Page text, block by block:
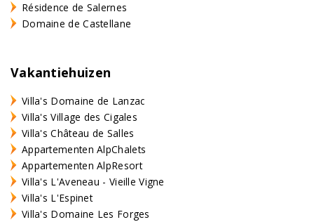
Résidence de Salernes
Domaine de Castellane
Vakantiehuizen
Villa's Domaine de Lanzac
Villa's Village des Cigales
Villa's Château de Salles
Appartementen AlpChalets
Appartementen AlpResort
Villa's L'Aveneau - Vieille Vigne
Villa's L'Espinet
Villa's Domaine Les Forges